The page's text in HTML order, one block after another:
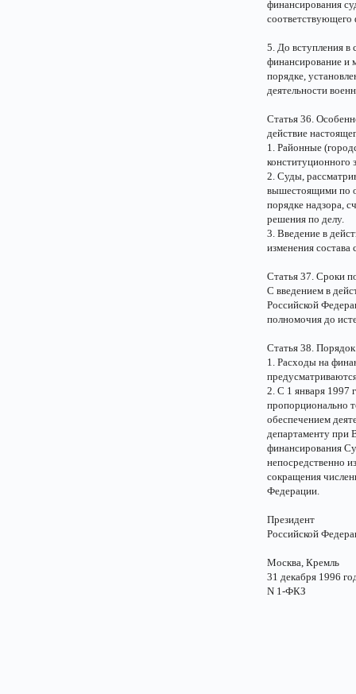
финансирования
соответствующего
5. До вступления в
финансирование и
порядке,
деятельности
Статья 36.
действие
1. Районные
конституционного
2. Суды,
вышестоящими по
порядке надзора,
решения по делу.
3. Введение в
изменения
Статья 37. Сроки
С введением в
Российской
полномочия до
Статья 38.
1. Расходы на
2. С 1 января 1997
пропорционально
обеспечением
департаменту при
финансирования
непосредственно
сокращения
Федерации.
Президент
Российской
Москва, Кремль
31 декабря 1996
N 1-ФКЗ